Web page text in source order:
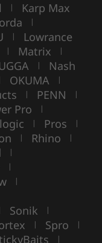
| Karp Max
|
| Lowrance
| Matrix |
| Nash
OKUMA |
| PENN |
Pro |
| Pros |
| Rhino |
|
|
|
Sonik |
| Spro |
|